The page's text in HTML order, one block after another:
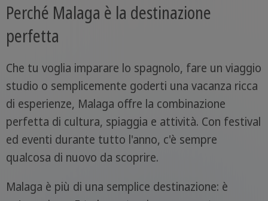
Perché Malaga è la destinazione
perfetta
Che tu voglia imparare lo spagnolo, fare un viaggio
studio o semplicemente goderti una vacanza ricca
di esperienze, Malaga offre la combinazione
perfetta di cultura, spiaggia e attività. Con festival
ed eventi durante tutto l'anno, c'è sempre
qualcosa di nuovo da scoprire.
Malaga è più di una semplice destinazione: è